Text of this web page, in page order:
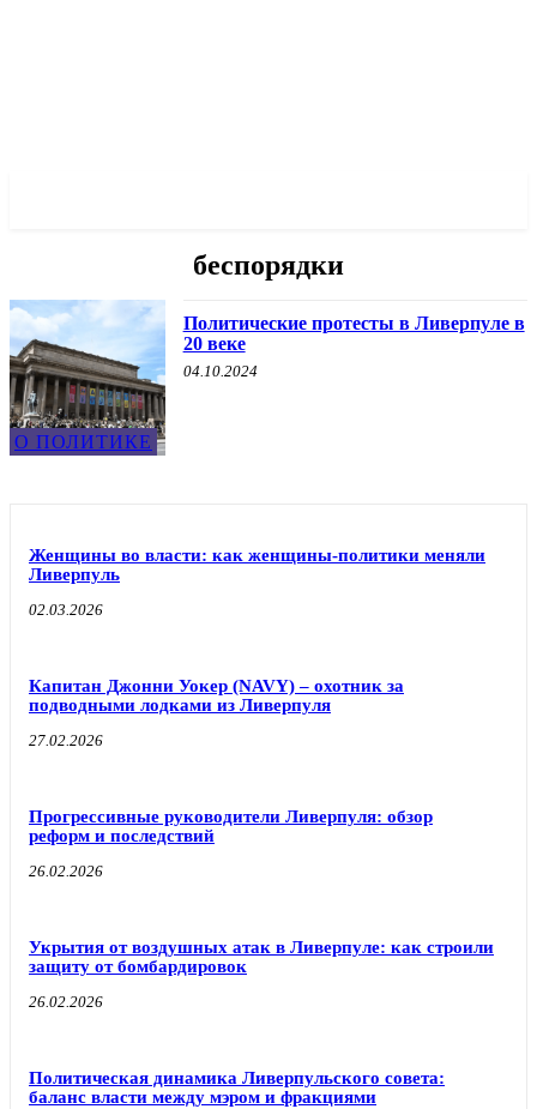
беспорядки
О ПОЛИТИКЕ
Политические протесты в Ливерпуле в
20 веке
04.10.2024
Женщины во власти: как женщины-политики меняли
Ливерпуль
02.03.2026
Капитан Джонни Уокер (NAVY) – охотник за
подводными лодками из Ливерпуля
27.02.2026
Прогрессивные руководители Ливерпуля: обзор
реформ и последствий
26.02.2026
Укрытия от воздушных атак в Ливерпуле: как строили
защиту от бомбардировок
26.02.2026
Политическая динамика Ливерпульского совета:
баланс власти между мэром и фракциями